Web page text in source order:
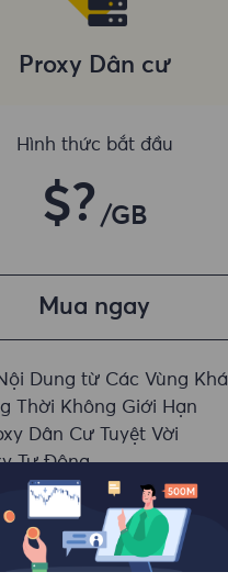
Proxy Dân cư
Hình thức bắt đầu
$? /GB
Mua ngay
Dung từ Các Vùng
Thời Không Giới Hạn
Dân Cư Tuyệt Vời
Tự Động
Tìm hiểu thêm